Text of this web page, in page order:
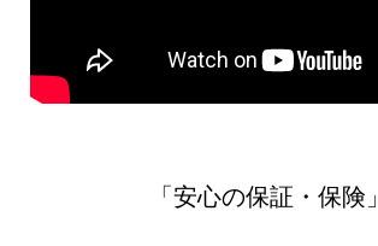
「安心の保証・保険」